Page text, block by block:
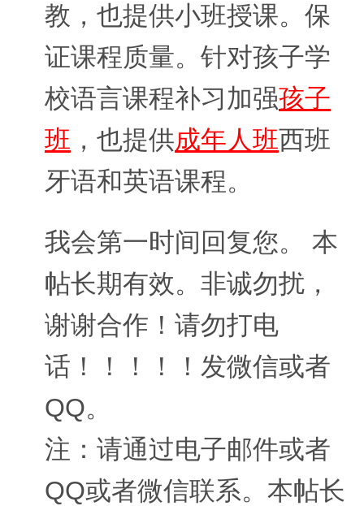
教，也提供小班授课。保
证课程质量。针对孩子学
校语言课程补习加强孩子
班 ，也提供成年人班西班
牙语和英语课程。
我会第一时间回复您。 本
帖长期有效。非诚勿扰，
谢谢合作！请勿打电
话！！！！！发微信或者
QQ。
注：请通过电子邮件或者
QQ或者微信联系。本帖长